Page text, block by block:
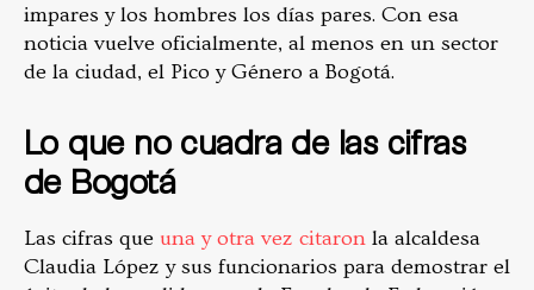
impares y los hombres los días pares. Con esa
noticia vuelve oficialmente, al menos en un sector
de la ciudad, el Pico y Género a Bogotá.
Lo que no cuadra de las cifras
de Bogotá
Las cifras que una y otra vez citaron la alcaldesa
Claudia López y sus funcionarios para demostrar el